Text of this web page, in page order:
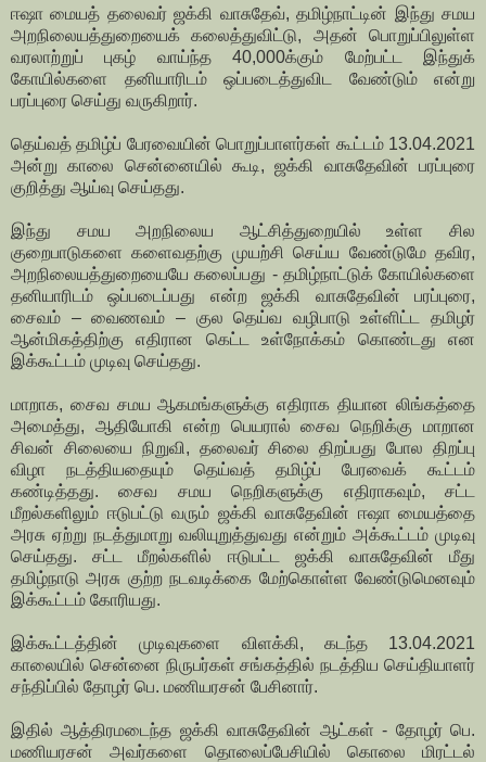
ஈஷா மையத் தலைவர் ஜக்கி வாசுதேவ், தமிழ்நாட்டின் இந்து சமய
அறநிலையத்துறையைக் கலைத்துவிட்டு, அதன் பொறுப்பிலுள்ள
வரலாற்றுப் புகழ் வாய்ந்த 40,000க்கும் மேற்பட்ட இந்துக்
கோயில்களை தனியாரிடம் ஒப்படைத்துவிட வேண்டும் என்று
பரப்புரை செய்து வருகிறார்.
தெய்வத் தமிழ்ப் பேரவையின் பொறுப்பாளர்கள் கூட்டம் 13.04.2021
அன்று காலை சென்னையில் கூடி, ஜக்கி வாசுதேவின் பரப்புரை
குறித்து ஆய்வு செய்தது.
இந்து சமய அறநிலைய ஆட்சித்துறையில் உள்ள சில
குறைபாடுகளை களைவதற்கு முயற்சி செய்ய வேண்டுமே தவிர,
அறநிலையத்துறையையே கலைப்பது - தமிழ்நாட்டுக் கோயில்களை
தனியாரிடம் ஒப்படைப்பது என்ற ஜக்கி வாசுதேவின் பரப்புரை,
சைவம் – வைணவம் – குல தெய்வ வழிபாடு உள்ளிட்ட தமிழர்
ஆன்மிகத்திற்கு எதிரான கெட்ட உள்நோக்கம் கொண்டது என
இக்கூட்டம் முடிவு செய்தது.
மாறாக, சைவ சமய ஆகமங்களுக்கு எதிராக தியான லிங்கத்தை
அமைத்து, ஆதியோகி என்ற பெயரால் சைவ நெறிக்கு மாறான
சிவன் சிலையை நிறுவி, தலைவர் சிலை திறப்பது போல திறப்பு
விழா நடத்தியதையும் தெய்வத் தமிழ்ப் பேரவைக் கூட்டம்
கண்டித்தது. சைவ சமய நெறிகளுக்கு எதிராகவும், சட்ட
மீறல்களிலும் ஈடுபட்டு வரும் ஜக்கி வாசுதேவின் ஈஷா மையத்தை
அரசு ஏற்று நடத்துமாறு வலியுறுத்துவது என்றும் அக்கூட்டம் முடிவு
செய்தது. சட்ட மீறல்களில் ஈடுபட்ட ஜக்கி வாசுதேவின் மீது
தமிழ்நாடு அரசு குற்ற நடவடிக்கை மேற்கொள்ள வேண்டுமெனவும்
இக்கூட்டம் கோரியது.
இக்கூட்டத்தின் முடிவுகளை விளக்கி, கடந்த 13.04.2021
காலையில் சென்னை நிருபர்கள் சங்கத்தில் நடத்திய செய்தியாளர்
சந்திப்பில் தோழர் பெ. மணியரசன் பேசினார்.
இதில் ஆத்திரமடைந்த ஜக்கி வாசுதேவின் ஆட்கள் - தோழர் பெ.
மணியரசன் அவர்களை தொலைப்பேசியில் கொலை மிரட்டல்